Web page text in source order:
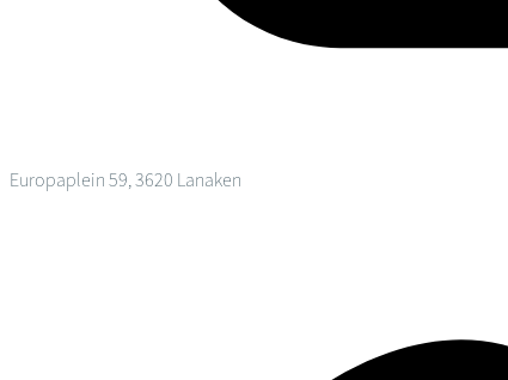
Europaplein 59, 3620 Lanaken